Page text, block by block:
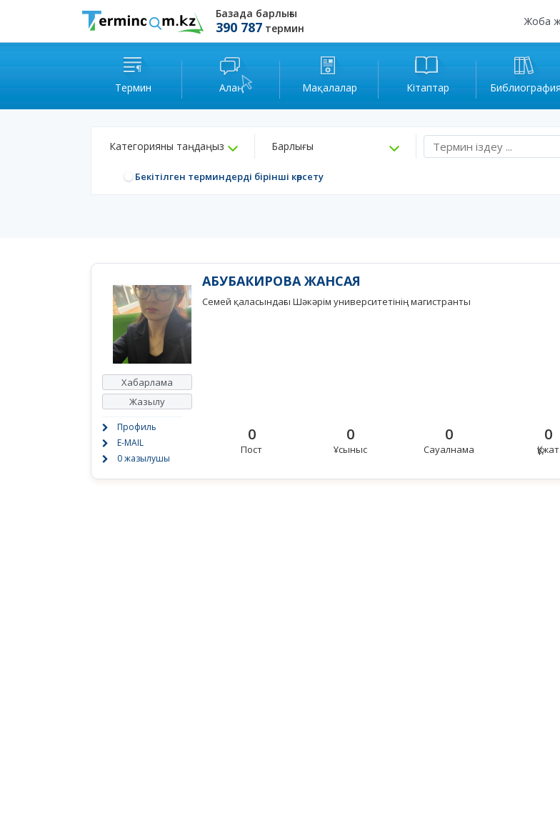
Базада барлығы
390 787 термин
Жоба
Термин Алаң Мақалалар Кітаптар Библиография
Категорияны таңдаңыз Барлығы
Бекітілген терминдерді бірінші көрсету
Хабарлама
Жазылу
Профиль
E-MAIL
0 жазылушы
AБУБАКИРОВА ЖАНСАЯ
Семей қаласындағы Шәкәрім университетінің магистранты
0
Пост
0
Ұсыныс
0
Сауалнама
0
Құжат